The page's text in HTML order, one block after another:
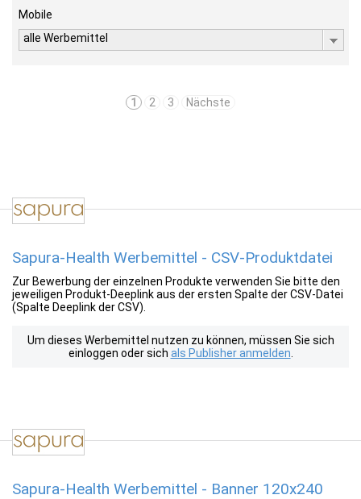
Mobile
alle Werbemittel
1 2 3 Nächste
Sapura-Health Werbemittel - CSV-Produktdatei
Zur Bewerbung der einzelnen Produkte verwenden Sie bitte den
jeweiligen Produkt-Deeplink aus der ersten Spalte der CSV-Datei
(Spalte Deeplink der CSV).
Um dieses Werbemittel nutzen zu können, müssen Sie sich
einloggen oder sich als Publisher anmelden
Sapura-Health Werbemittel - Banner 120x240